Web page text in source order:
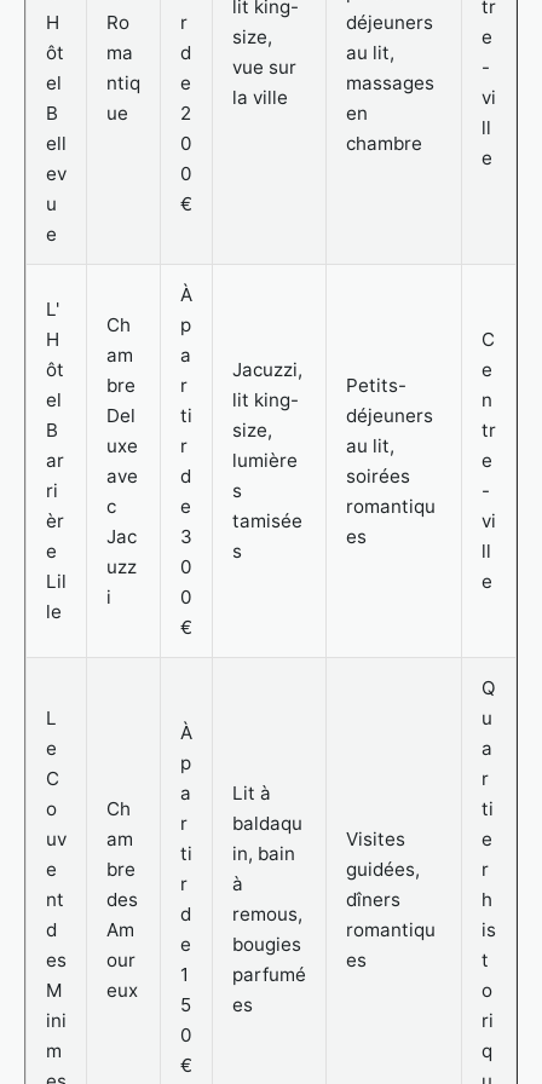
H
ôt
el
B
ell
ev
u
e
Ro
ma
ntiq
ue
r
d
e
2
0
0
€
lit king-
size,
vue sur
la ville
déjeuners
au lit,
massages
en
chambre
tr
e
-
vi
ll
e
L'
H
ôt
el
B
ar
ri
èr
e
Lil
le
Ch
am
bre
Del
uxe
ave
c
Jac
uzz
i
À
p
a
r
ti
r
d
e
3
0
0
€
Jacuzzi,
lit king-
size,
lumière
s
tamisée
s
Petits-
déjeuners
au lit,
soirées
romantiqu
es
C
e
n
tr
e
-
vi
ll
e
L
e
C
o
uv
e
nt
d
es
M
ini
m
Ch
am
bre
des
Am
our
eux
À
p
a
r
ti
r
d
e
1
5
0
€
Lit à
baldaqu
in, bain
à
remous,
bougies
parfumé
es
Visites
guidées,
dîners
romantiqu
es
Q
u
a
r
ti
e
r
h
is
t
o
ri
q